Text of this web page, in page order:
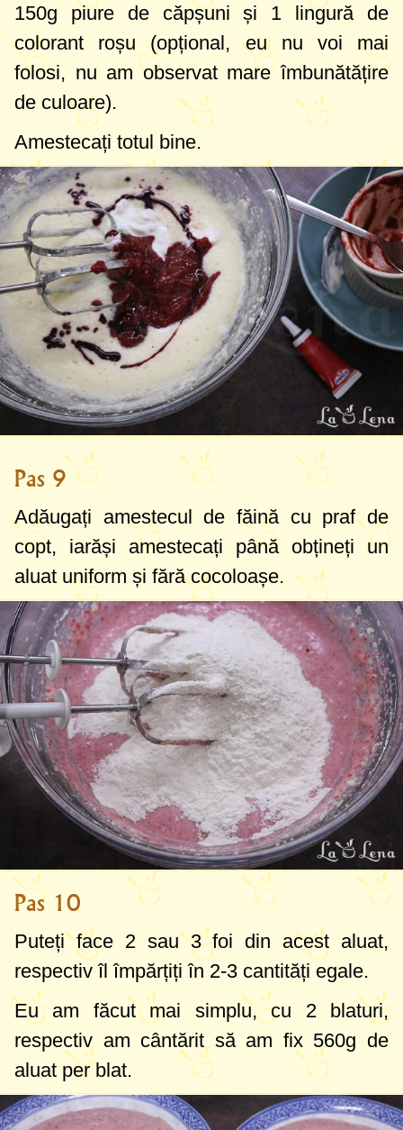
150g piure de căpșuni și 1 lingură de
colorant roșu (opțional, eu nu voi mai
folosi, nu am observat mare îmbunătățire
de culoare).
Amestecați totul bine.
Pas 9
Adăugați amestecul de făină cu praf de
copt, iarăși amestecați până obțineți un
aluat uniform și fără cocoloașe.
Pas 10
Puteți face 2 sau 3 foi din acest aluat,
respectiv îl împărțiți în 2-3 cantități egale.
Eu am făcut mai simplu, cu 2 blaturi,
respectiv am cântărit să am fix 560g de
aluat per blat.